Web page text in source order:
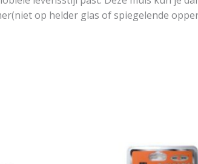
op helder glas of spiegelende